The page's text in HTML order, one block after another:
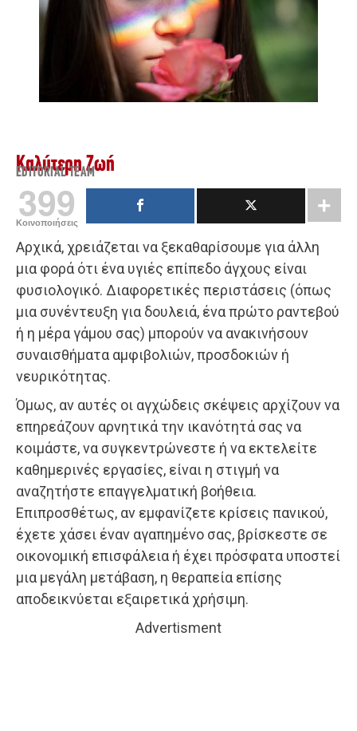
Καλύτερη Ζωή
EDITORIAL TEAM
399
Κοινοποιήσεις
Αρχικά, χρειάζεται να ξεκαθαρίσουμε για άλλη
μια φορά ότι ένα υγιές επίπεδο άγχους είναι
φυσιολογικό. Διαφορετικές περιστάσεις (όπως
μια συνέντευξη για δουλειά, ένα πρώτο ραντεβού
ή η μέρα γάμου σας) μπορούν να ανακινήσουν
συναισθήματα αμφιβολιών, προσδοκιών ή
νευρικότητας.
Όμως, αν αυτές οι αγχώδεις σκέψεις αρχίζουν να
επηρεάζουν αρνητικά την ικανότητά σας να
κοιμάστε, να συγκεντρώνεστε ή να εκτελείτε
καθημερινές εργασίες, είναι η στιγμή να
αναζητήστε επαγγελματική βοήθεια.
Επιπροσθέτως, αν εμφανίζετε κρίσεις πανικού,
έχετε χάσει έναν αγαπημένο σας, βρίσκεστε σε
οικονομική επισφάλεια ή έχει πρόσφατα υποστεί
μια μεγάλη μετάβαση, η θεραπεία επίσης
αποδεικνύεται εξαιρετικά χρήσιμη.
Advertisment